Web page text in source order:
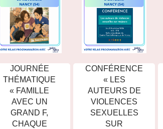
JOURNÉE
THÉMATIQUE
« FAMILLE
AVEC UN
GRAND F,
CHAQUE
CONFÉRENCE
« LES
AUTEURS DE
VIOLENCES
SEXUELLES
SUR